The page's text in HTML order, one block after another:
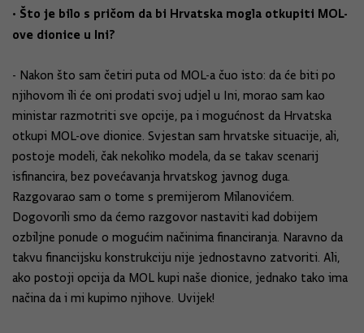
• Što je bilo s pričom da bi Hrvatska mogla otkupiti MOL-
ove dionice u Ini?
- Nakon što sam četiri puta od MOL-a čuo isto: da će biti po
njihovom ili će oni prodati svoj udjel u Ini, morao sam kao
ministar razmotriti sve opcije, pa i mogućnost da Hrvatska
otkupi MOL-ove dionice. Svjestan sam hrvatske situacije, ali,
postoje modeli, čak nekoliko modela, da se takav scenarij
isfinancira, bez povećavanja hrvatskog javnog duga.
Razgovarao sam o tome s premijerom Milanovićem.
Dogovorili smo da ćemo razgovor nastaviti kad dobijem
ozbiljne ponude o mogućim načinima financiranja. Naravno da
takvu financijsku konstrukciju nije jednostavno zatvoriti. Ali,
ako postoji opcija da MOL kupi naše dionice, jednako tako ima
načina da i mi kupimo njihove. Uvijek!